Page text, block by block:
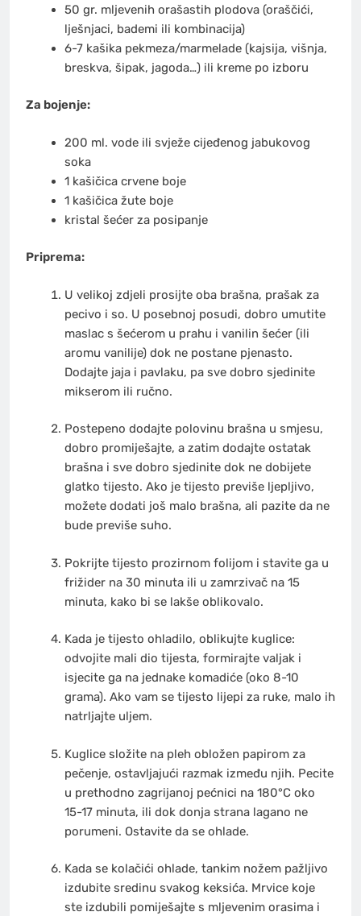
50 gr. mljevenih orašastih plodova (oraščići,
lješnjaci, bademi ili kombinacija)
6-7 kašika pekmeza/marmelade (kajsija, višnja,
breskva, šipak, jagoda…) ili kreme po izboru
Za bojenje:
200 ml. vode ili svježe cijeđenog jabukovog
soka
1 kašičica crvene boje
1 kašičica žute boje
kristal šećer za posipanje
Priprema:
U velikoj zdjeli prosijte oba brašna, prašak za
pecivo i so. U posebnoj posudi, dobro umutite
maslac s šećerom u prahu i vanilin šećer (ili
aromu vanilije) dok ne postane pjenasto.
Dodajte jaja i pavlaku, pa sve dobro sjedinite
mikserom ili ručno.
Postepeno dodajte polovinu brašna u smjesu,
dobro promiješajte, a zatim dodajte ostatak
brašna i sve dobro sjedinite dok ne dobijete
glatko tijesto. Ako je tijesto previše ljepljivo,
možete dodati još malo brašna, ali pazite da ne
bude previše suho.
Pokrijte tijesto prozirnom folijom i stavite ga u
frižider na 30 minuta ili u zamrzivač na 15
minuta, kako bi se lakše oblikovalo.
Kada je tijesto ohladilo, oblikujte kuglice:
odvojite mali dio tijesta, formirajte valjak i
isjecite ga na jednake komadiće (oko 8-10
grama). Ako vam se tijesto lijepi za ruke, malo ih
natrljajte uljem.
Kuglice složite na pleh obložen papirom za
pečenje, ostavljajući razmak između njih. Pecite
u prethodno zagrijanoj pećnici na 180°C oko
15-17 minuta, ili dok donja strana lagano ne
porumeni. Ostavite da se ohlade.
Kada se kolačići ohlade, tankim nožem pažljivo
izdubite sredinu svakog keksića. Mrvice koje
ste izdubili pomiješajte s mljevenim orasima i